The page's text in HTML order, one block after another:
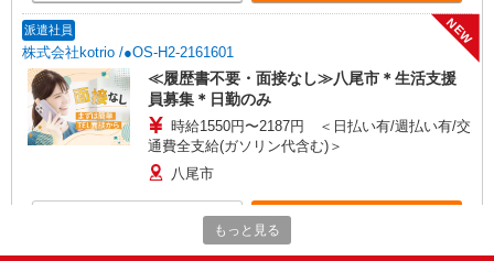
派遣社員
株式会社kotrio /●OS-H2-2161601
NEW
≪履歴書不要・面接なし≫八尾市＊生活支援
員募集＊日勤のみ
時給1550円〜2187円 ＜日払い有/週払い有/交
通費全支給(ガソリン代含む)＞
八尾市
もっと見る